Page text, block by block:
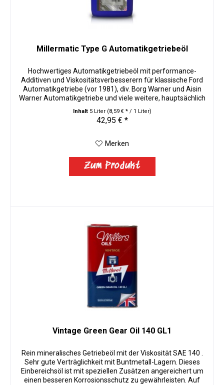
Millermatic Type G Automatikgetriebeöl
Hochwertiges Automatikgetriebeöl mit performance-
Additiven und Viskositätsverbesserern für klassische Ford
Automatikgetriebe (vor 1981), div. Borg Warner und Aisin
Warner Automatikgetriebe und viele weitere, hauptsächlich
klassische,...
Inhalt 5 Liter (8,59 € * / 1 Liter)
42,95 € *
Merken
Zum Produkt
Vintage Green Gear Oil 140 GL1
Rein mineralisches Getriebeöl mit der Viskosität SAE 140 .
Sehr gute Verträglichkeit mit Buntmetall-Lagern. Dieses
Einbereichsöl ist mit speziellen Zusätzen angereichert um
einen besseren Korrosionsschutz zu gewährleisten. Auf